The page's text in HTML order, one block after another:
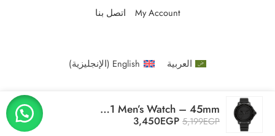
My Account اتصل بنا
العربية English
(الإنجليزية)
Original Tommy Hilfiger Tokyo 1792001 Men’s Watch – 45mm
5,199EGP
3,450EGP